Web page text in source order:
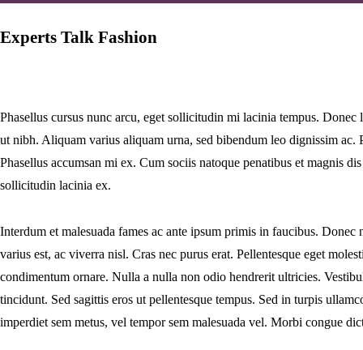
Experts Talk Fashion
Phasellus cursus nunc arcu, eget sollicitudin mi lacinia tempus.
ut nibh. Aliquam varius aliquam urna, sed bibendum leo dignissim ac.
Phasellus accumsan mi ex. Cum sociis natoque penatibus et magnis
sollicitudin lacinia ex.
Interdum et malesuada fames ac ante ipsum primis in faucibus.
varius est, ac viverra nisl. Cras nec purus erat. Pellentesque eget
condimentum ornare. Nulla a nulla non odio hendrerit ultricies.
tincidunt. Sed sagittis eros ut pellentesque tempus. Sed in turpis
imperdiet sem metus, vel tempor sem malesuada vel. Morbi congue